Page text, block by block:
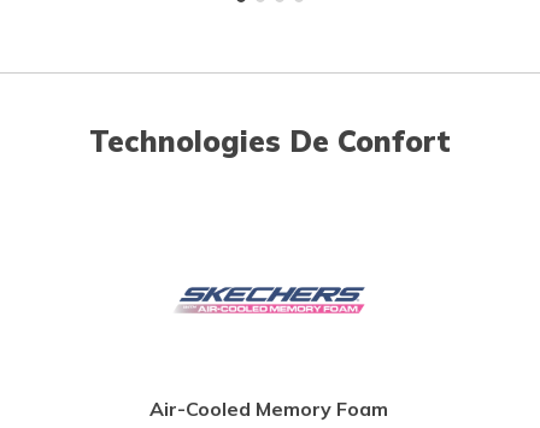
Technologies De Confort
Air-Cooled Memory Foam